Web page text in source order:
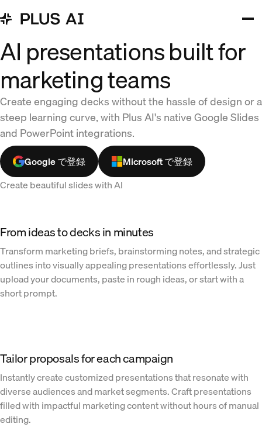
AI presentations built for
marketing teams
Create engaging decks without the hassle of design or a
steep learning curve, with Plus AI's native Google Slides
and PowerPoint integrations.
Google で登録
Microsoft で登録
Create beautiful slides with AI
From ideas to decks in minutes
Transform marketing briefs, brainstorming notes, and strategic
outlines into visually appealing presentations effortlessly. Just
upload your documents, paste in rough ideas, or start with a
short prompt.
Tailor proposals for each campaign
Instantly create customized presentations that resonate with
diverse audiences and market segments. Craft presentations
filled with impactful marketing content without hours of manual
editing.